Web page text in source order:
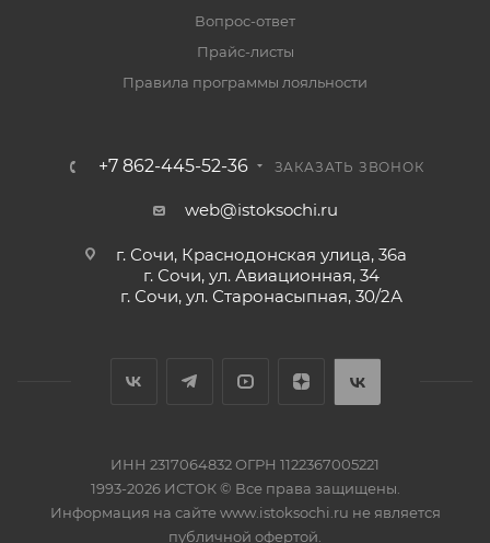
Вопрос-ответ
Прайс-листы
Правила программы лояльности
+7 862-445-52-36 ЗАКАЗАТЬ ЗВОНОК
web@istoksochi.ru
г. Сочи, Краснодонская улица, 36а
г. Сочи, ул. Авиационная, 34
г. Сочи, ул. Старонасыпная, 30/2А
ИНН 2317064832 ОГРН 1122367005221
1993-2026 ИСТОК © Все права защищены.
Информация на сайте www.istoksochi.ru не является
публичной офертой.